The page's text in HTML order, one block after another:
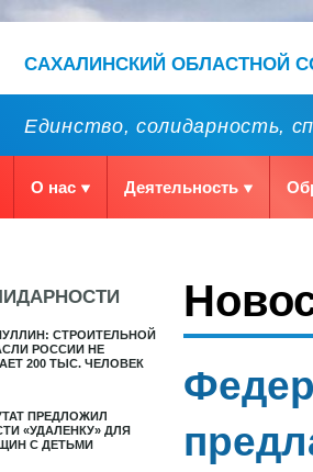
САХАЛИНСКИЙ ОБЛАСТНОЙ
Единство, солидарность,
О нас Деятельность
СТРОИТЕЛЬНОЙ
РОССИИ НЕ
200 ТЫС. ЧЕЛОВЕК
ПРЕДЛОЖИЛ
«УДАЛЕНКУ» ДЛЯ
С ДЕТЬМИ